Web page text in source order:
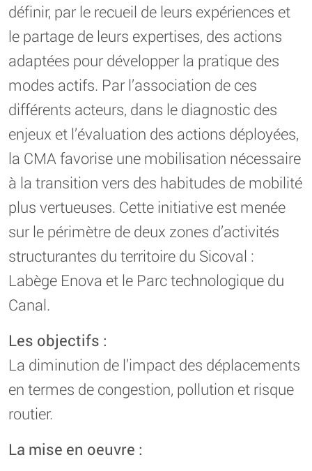
définir, par le recueil de leurs expériences et
le partage de leurs expertises, des actions
adaptées pour développer la pratique des
modes actifs. Par l’association de ces
différents acteurs, dans le diagnostic des
enjeux et l’évaluation des actions déployées,
la CMA favorise une mobilisation nécessaire
à la transition vers des habitudes de mobilité
plus vertueuses. Cette initiative est menée
sur le périmètre de deux zones d’activités
structurantes du territoire du Sicoval :
Labège Enova et le Parc technologique du
Canal.
Les objectifs :
La diminution de l’impact des déplacements
en termes de congestion, pollution et risque
routier.
La mise en oeuvre :